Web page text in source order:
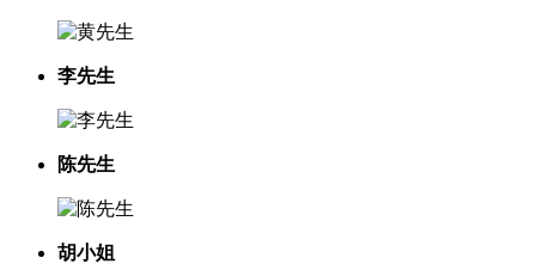
李先生
陈先生
胡小姐